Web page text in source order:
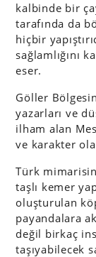
kalbinde bir
tarafında da
hiçbir
sağlamlığını
eser.
Göller
yazarları ve
ilham alan
ve karakter
Türk
taşlı kemer
oluşturulan
payandalara
değil birkaç
taşıyabilecek